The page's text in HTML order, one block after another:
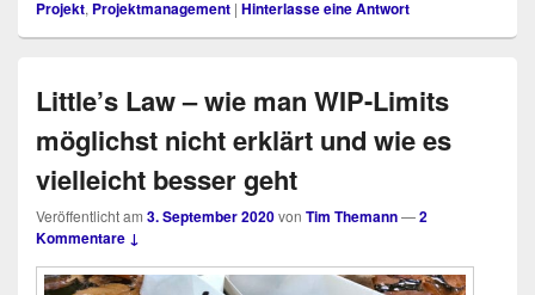
Projekt, Projektmanagement | Hinterlasse eine Antwort
Little’s Law – wie man WIP-Limits
möglichst nicht erklärt und wie es
vielleicht besser geht
Veröffentlicht am 3. September 2020von Tim Themann—2
Kommentare ↓